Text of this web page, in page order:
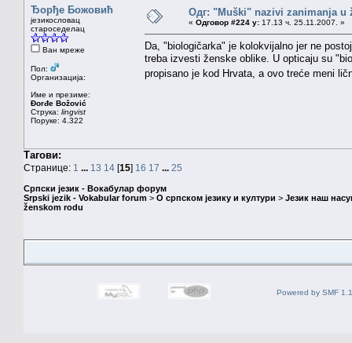
Ђорђе Божовић
језикословац
староседелац
Ван мреже
Пол:
Организација:
Име и презиме:
Đorđe Božović
Струка: lingvist
Поруке: 4.322
Одг: "Muški" nazivi zanimanja u
« Одговор #224 у: 17.13 ч. 25.11.2007. »
Da, "biologičarka" je kolokvijalno jer ne
treba izvesti ženske oblike. U opticaju su
propisano je kod Hrvata, a ovo treće meni
Тагови:
Странице: 1 ... 13 14 [15] 16 17 ... 25
Српски језик - Вокабулар форум
Srpski jezik - Vokabular forum > О српском језику и култури > Језик наш
ženskom rodu
Powered by SMF